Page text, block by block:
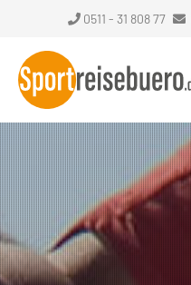
0511 - 31 808 77